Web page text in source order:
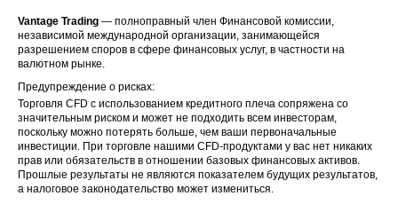
Vantage Trading — полноправный член Финансовой комиссии,
независимой международной организации, занимающейся
разрешением споров в сфере финансовых услуг, в частности на
валютном рынке.
Предупреждение о рисках:
Торговля CFD с использованием кредитного плеча сопряжена со
значительным риском и может не подходить всем инвесторам,
поскольку можно потерять больше, чем ваши первоначальные
инвестиции. При торговле нашими CFD-продуктами у вас нет никаких
прав или обязательств в отношении базовых финансовых активов.
Прошлые результаты не являются показателем будущих результатов,
а налоговое законодательство может измениться.